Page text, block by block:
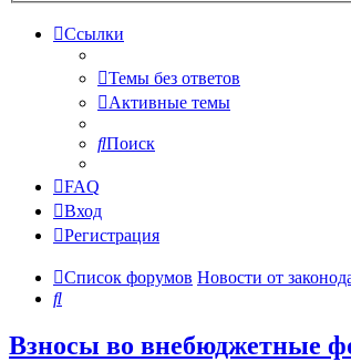
Ссылки
Темы без ответов
Активные темы
Поиск
FAQ
Вход
Регистрация
Список форумов Новости от
Поиск
Взносы во внебюджетные